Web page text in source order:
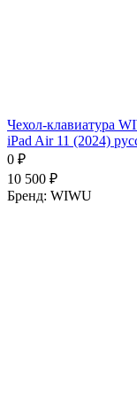
Чехол-клавиатура
iPad Air 11 (2024)
0 ₽
10 500 ₽
Бренд: WIWU